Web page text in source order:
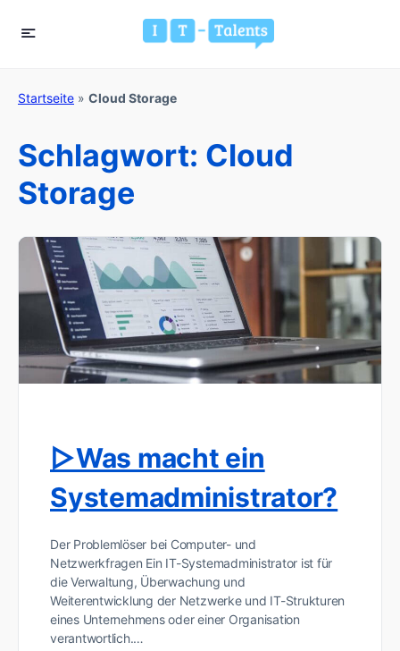
Startseite » Cloud Storage
Schlagwort: Cloud
Storage
▷Was macht ein
Systemadministrator?
Der Problemlöser bei Computer- und
Netzwerkfragen Ein IT-Systemadministrator ist für
die Verwaltung, Überwachung und
Weiterentwicklung der Netzwerke und IT-Strukturen
eines Unternehmens oder einer Organisation
verantwortlich.…